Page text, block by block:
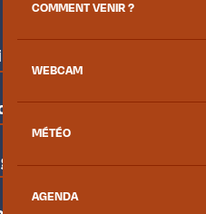
COMMENT VENIR ?
WEBCAM
MÉTÉO
AGENDA
des locaux
pro